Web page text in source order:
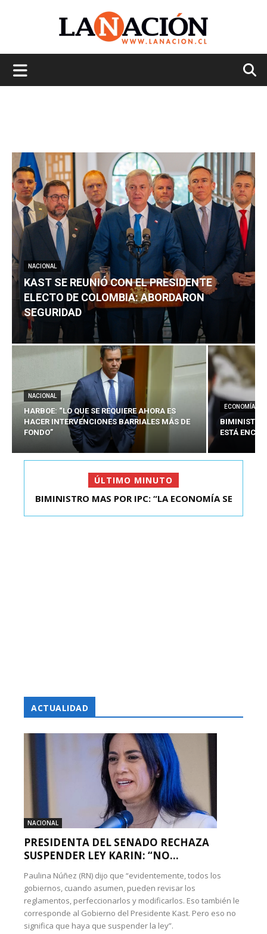
NACIONAL
KAST SE REUNIÓ CON EL PRESIDENTE
ELECTO DE COLOMBIA: ABORDARON
SEGURIDAD
NACIONAL
HARBOE: “LO QUE SE REQUIERE AHORA ES
HACER INTERVENCIONES BARRIALES MÁS DE
FONDO”
ECONOMÍA
BIMINISTRO
ESTÁ
ÚLTIMO MINUTO
KAST SE REUNIÓ CON EL PRESIDENTE ELECTO DE
BIMINISTRO MAS POR IPC: “LA ECONOMÍA SE
ACTUALIDAD
NACIONAL
PRESIDENTA DEL SENADO RECHAZA
SUSPENDER LEY KARIN: “NO...
Paulina Núñez (RN) dijo que “evidentemente, todos los
gobiernos, cuando asumen, pueden revisar los
reglamentos, perfeccionarlos y modificarlos. Eso también le
corresponde al Gobierno del Presidente Kast. Pero eso no
significa que haya que suspender la ley”.